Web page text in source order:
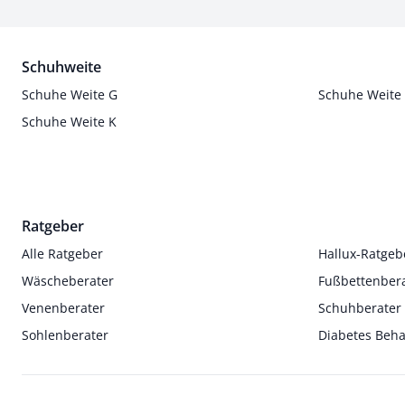
Schuhweite
Schuhe Weite G
Schuhe Weite
Schuhe Weite K
Ratgeber
Alle Ratgeber
Hallux-
Wäscheberater
Venenberater
Schuhberater
Sohlenberater
Diabetes